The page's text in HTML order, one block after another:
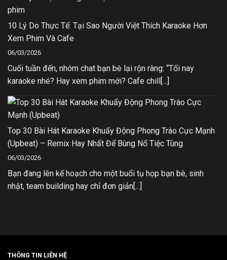
10 Lý Do Thực Tế: Tại Sao Người Việt Thích Karaoke Hơn
Xem Phim Và Cafe
06/03/2026
Cuối tuần đến, nhóm chat bạn bè lại rộn ràng: “Tối nay
karaoke nhé? Hay xem phim mới? Cafe chill[...]
Top 30 Bài Hát Karaoke Khuấy Động Phong Trào Cực Mạnh
(Upbeat) – Remix Hay Nhất Để Bùng Nổ Tiệc Tùng
06/03/2026
Bạn đang lên kế hoạch cho một buổi tụ họp bạn bè, sinh
nhật, team building hay chỉ đơn giản[...]
THÔNG TIN LIÊN HỆ